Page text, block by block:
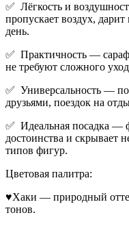
✅ Лёгкость и
пропускает воздух,
день.
✅ Практичность —
не требуют сложного
✅ Универсальность —
друзьями, поездок на
✅ Идеальная посадка —
достоинства и скрывает
типов фигур.
Цветовая палитра:
♥Хаки — природный
тонов.